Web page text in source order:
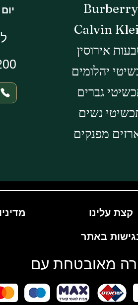
יום ו
Burberry
Calvin
אירוסין
יהלומים
גברים
נשים
מפנקים
קצת עלינו
באתר
מאובטחת עם